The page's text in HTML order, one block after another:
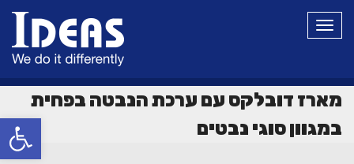
פתח
תפריט
מארז דובלקס עם ערכת הנבטה בפחית
במגוון סוגי נבטים